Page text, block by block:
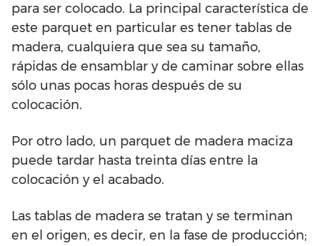
para ser colocado. La principal característica de
este parquet en particular es tener tablas de
madera, cualquiera que sea su tamaño,
rápidas de ensamblar y de caminar sobre ellas
sólo unas pocas horas después de su
colocación.
Por otro lado, un parquet de madera maciza
puede tardar hasta treinta días entre la
colocación y el acabado.
Las tablas de madera se tratan y se terminan
en el origen, es decir, en la fase de producción;